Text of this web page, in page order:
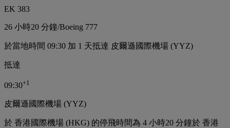
EK 383
26 小時20 分鐘/Boeing 777
於當地時間 09:30 加 1 天抵達 皮爾遜國際機場 (YYZ)
抵達
09:30+1
皮爾遜國際機場 (YYZ)
於 香港國際機場 (HKG) 的停飛時間為 4 小時20 分鐘於 香港